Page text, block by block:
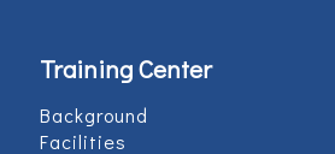
Training Center
Background
Facilities